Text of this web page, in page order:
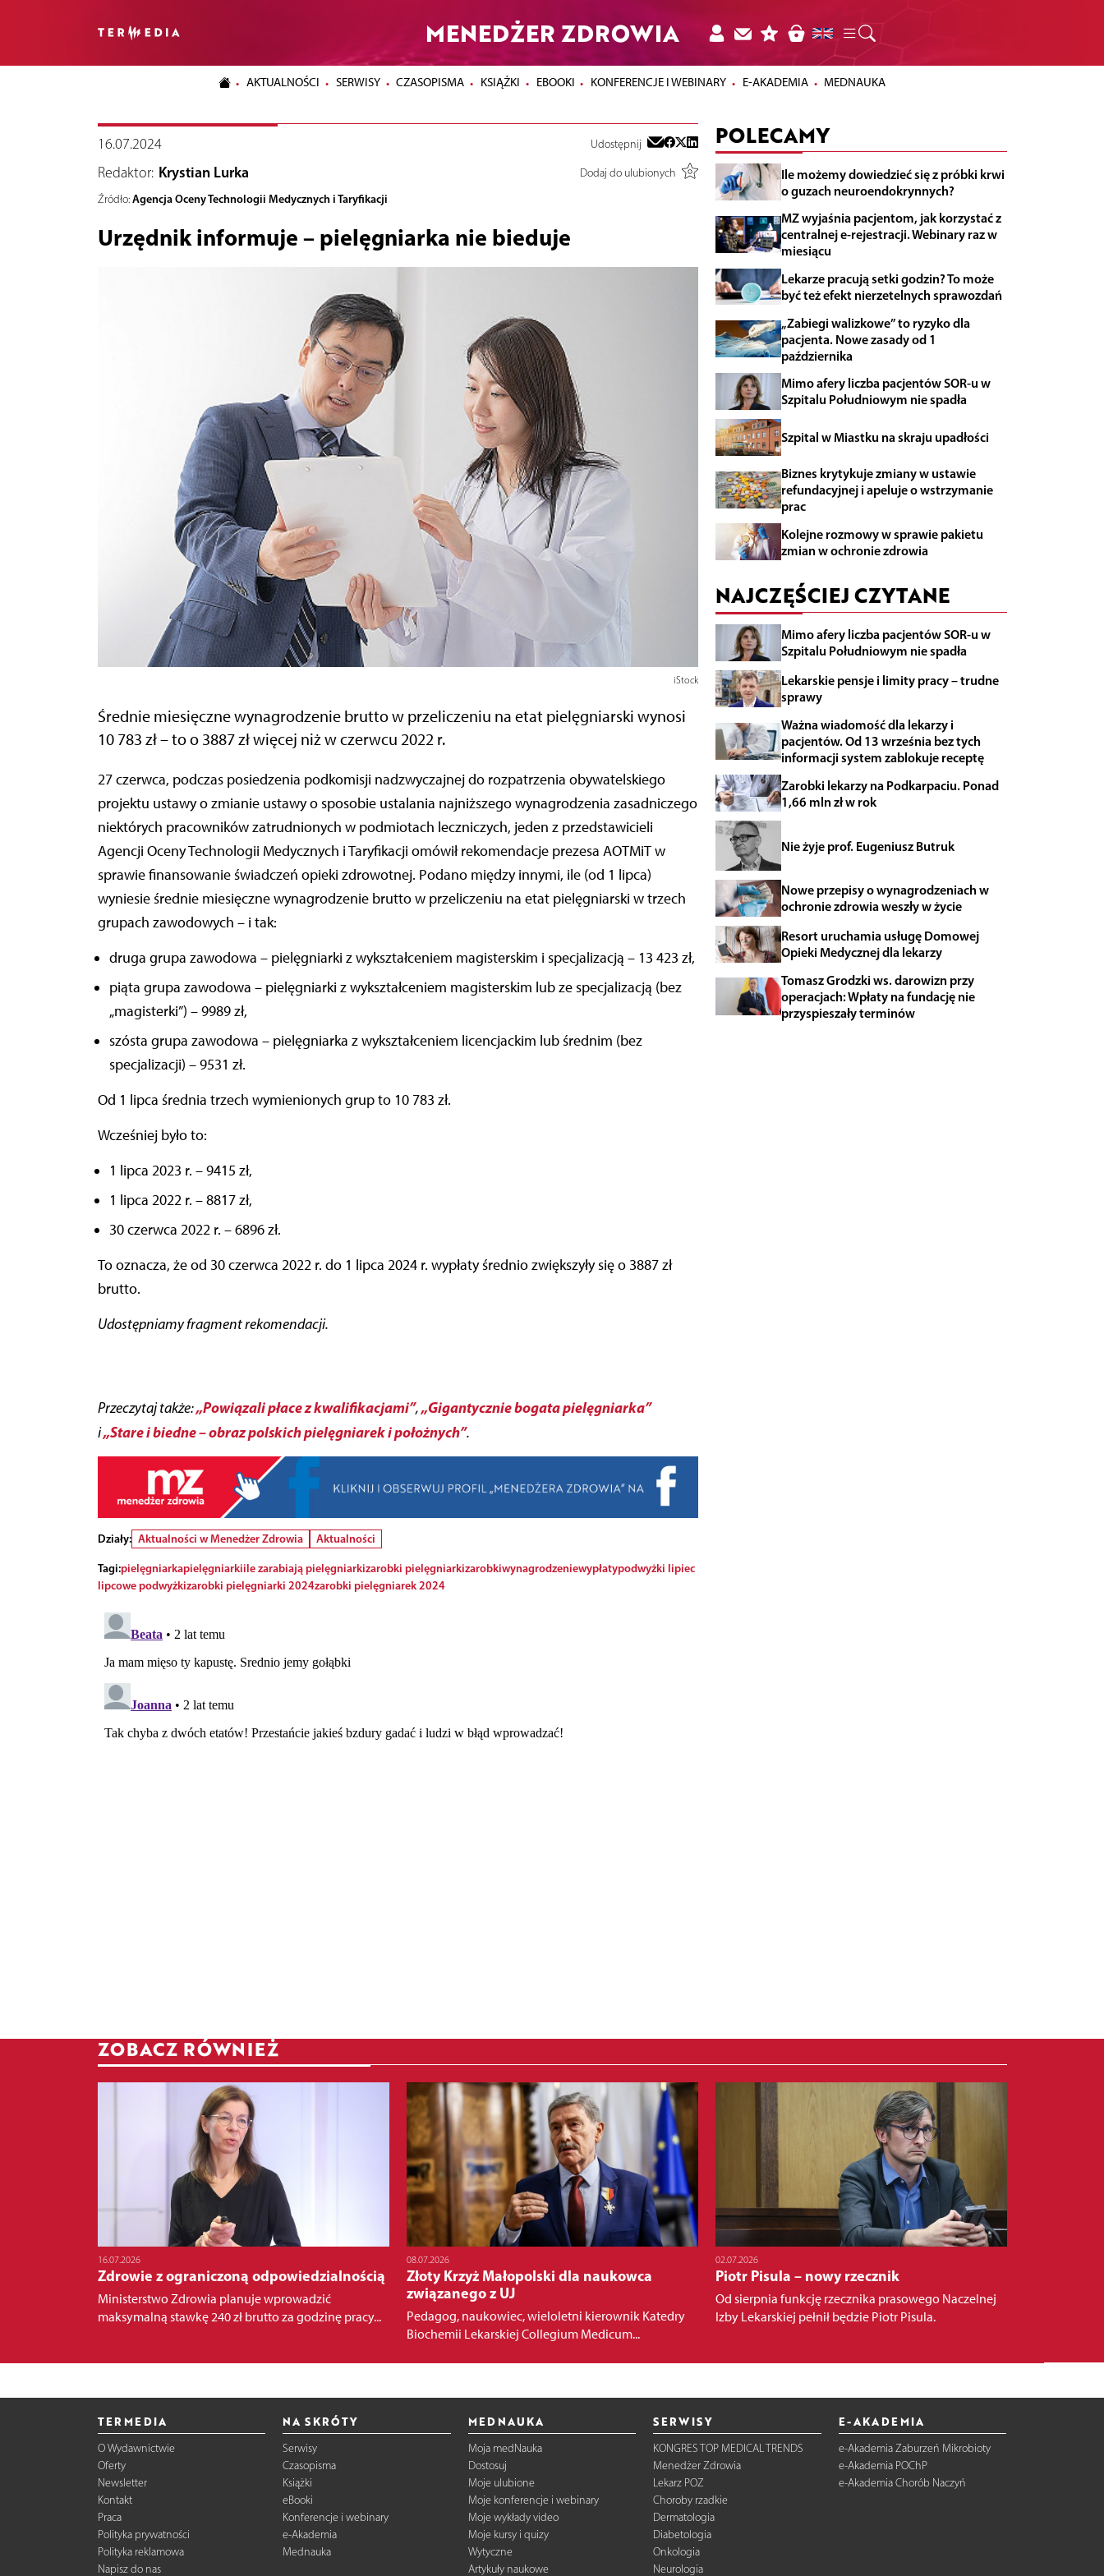
MENEDŻER ZDROWIA
AKTUALNOŚCI SERWISY CZASOPISMA KSIĄŻKI EBOOKI KONFERENCJE I WEBINARY E-AKADEMIA MEDNAUKA
16.07.2024 Udostępnij
Redaktor: Krystian Lurka
Dodaj do ulubionych
Źródło: Agencja Oceny Technologii Medycznych i Taryfikacji
Urzędnik informuje – pielęgniarka nie bieduje
iStock
Średnie miesięczne wynagrodzenie brutto w przeliczeniu na etat pielęgniarski wynosi
10 783 zł – to o 3887 zł więcej niż w czerwcu 2022 r.
27 czerwca, podczas posiedzenia podkomisji nadzwyczajnej do rozpatrzenia obywatelskiego
projektu ustawy o zmianie ustawy o sposobie ustalania najniższego wynagrodzenia zasadniczego
niektórych pracowników zatrudnionych w podmiotach leczniczych, jeden z przedstawicieli
Agencji Oceny Technologii Medycznych i Taryfikacji omówił rekomendacje prezesa AOTMiT w
sprawie finansowanie świadczeń opieki zdrowotnej. Podano między innymi, ile (od 1 lipca)
wyniesie średnie miesięczne wynagrodzenie brutto w przeliczeniu na etat pielęgniarski w trzech
grupach zawodowych – i tak:
druga grupa zawodowa – pielęgniarki z wykształceniem magisterskim i specjalizacją – 13 423 zł,
piąta grupa zawodowa – pielęgniarki z wykształceniem magisterskim lub ze specjalizacją (bez
„magisterki”) – 9989 zł,
szósta grupa zawodowa – pielęgniarka z wykształceniem licencjackim lub średnim (bez
specjalizacji) – 9531 zł.
Od 1 lipca średnia trzech wymienionych grup to 10 783 zł.
Wcześniej było to:
1 lipca 2023 r. – 9415 zł,
1 lipca 2022 r. – 8817 zł,
30 czerwca 2022 r. – 6896 zł.
To oznacza, że od 30 czerwca 2022 r. do 1 lipca 2024 r. wypłaty średnio zwiększyły się o 3887 zł
brutto.
Udostępniamy fragment rekomendacji.
Przeczytaj także:„Powiązali płace z kwalifikacjami”,„Gigantycznie bogata pielęgniarka”
i„Stare i biedne – obraz polskich pielęgniarek i położnych”.
Działy: Aktualności w Menedżer Zdrowia
Aktualności
Tagi:pielęgniarkapielęgniarkiile zarabiają pielęgniarkizarobki pielęgniarkizarobkiwynagrodzeniewypłatypodwyżki lipiec
lipcowe podwyżkizarobki pielęgniarki 2024zarobki pielęgniarek 2024
POLECAMY
Ile możemy dowiedzieć się z próbki krwi
o guzach neuroendokrynnych?
MZ wyjaśnia pacjentom, jak korzystać z
centralnej e-rejestracji. Webinary raz w
miesiącu
Lekarze pracują setki godzin? To może
być też efekt nierzetelnych sprawozdań
„Zabiegi walizkowe” to ryzyko dla
pacjenta. Nowe zasady od 1
października
Mimo afery liczba pacjentów SOR-u w
Szpitalu Południowym nie spadła
Szpital w Miastku na skraju upadłości
Biznes krytykuje zmiany w ustawie
refundacyjnej i apeluje o wstrzymanie
prac
Kolejne rozmowy w sprawie pakietu
zmian w ochronie zdrowia
NAJCZĘŚCIEJ CZYTANE
Mimo afery liczba pacjentów SOR-u w
Szpitalu Południowym nie spadła
Lekarskie pensje i limity pracy – trudne
sprawy
Ważna wiadomość dla lekarzy i
pacjentów. Od 13 września bez tych
informacji system zablokuje receptę
Zarobki lekarzy na Podkarpaciu. Ponad
1,66 mln zł w rok
Nie żyje prof. Eugeniusz Butruk
Nowe przepisy o wynagrodzeniach w
ochronie zdrowia weszły w życie
Resort uruchamia usługę Domowej
Opieki Medycznej dla lekarzy
Tomasz Grodzki ws. darowizn przy
operacjach: Wpłaty na fundację nie
przyspieszały terminów
ZOBACZ RÓWNIEŻ
16.07.2026
Zdrowie z ograniczoną odpowiedzialnością
Ministerstwo Zdrowia planuje wprowadzić
maksymalną stawkę 240 zł brutto za godzinę pracy...
08.07.2026
Złoty Krzyż Małopolski dla naukowca
związanego z UJ
Pedagog, naukowiec, wieloletni kierownik Katedry
Biochemii Lekarskiej Collegium Medicum...
02.07.2026
Piotr Pisula – nowy rzecznik
Od sierpnia funkcję rzecznika prasowego Naczelnej
Izby Lekarskiej pełnił będzie Piotr Pisula.
TERMEDIA
O Wydawnictwie
Oferty
Newsletter
Kontakt
Praca
Polityka prywatności
Polityka reklamowa
Napisz do nas
NA SKRÓTY
Serwisy
Czasopisma
Książki
eBooki
Konferencje i webinary
e-Akademia
Mednauka
MEDNAUKA
Moja medNauka
Dostosuj
Moje ulubione
Moje konferencje i webinary
Moje wykłady video
Moje kursy i quizy
Wytyczne
Artykuły naukowe
SERWISY
KONGRES TOP MEDICAL TRENDS
Menedżer Zdrowia
Lekarz POZ
Choroby rzadkie
Dermatologia
Diabetologia
Onkologia
Neurologia
E-AKADEMIA
e-Akademia Zaburzeń Mikrobioty
e-Akademia POChP
e-Akademia Chorób Naczyń